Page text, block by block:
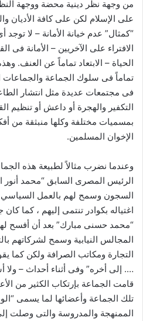
من وجهة نظر دينية محضة ووجهة
على الإسلام لكن على كافة الأديان
“كمثال” عدم خيانة الأمانة – لا
الافتراء على الآخريين – الأمانة فى
الحياة – الابتعاد تماماً عن العنف.
تماماً فى سلوك الجماعة والجماعات
فى مجتمعات عديدة مثل انتشار
التكفير والهجرة أو داعش أو تنظيم
بمسميات مختلفة وكلها منبثقة من
الإخوان المسلمين.
وعندما نضرب مثالاً لطبيعة هذه
الرئيس المصرى السابق “محمد
السجون وسمح لهم بالعمل
اغتياله بكوادر تنتمى إليهم ، كما
“محمد حسنى مبارك” بعد أن أفسح
المجالس النيابية وسمح لشركاتهم
التجارة ومكاتب الصرافة ولكن كما
قامت الجماعة بإرتكاب الكثير من
تلك الجماعة وأعضائها لما يسمى
الممنهجة والمدروسة والتى وصلت